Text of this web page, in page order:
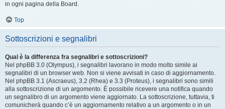
in ogni pagina della Board.
Top
Sottoscrizioni e segnalibri
Qual è la differenza fra segnalibri e sottoscrizioni?
Nel phpBB 3.0 (Olympus), i segnalibri lavorano in modo molto simile ai
segnalibri di un browser web. Non si viene avvisati in caso di aggiornamento.
Nel phpBB 3.1 (Ascraeus), 3.2 (Rhea) e 3.3 (Proteus), i segnalibri sono simili
alla sottoscrizione di un argomento. È possibile ricevere una notifica quando
un segnalibro di un argomento viene aggiornato. La sottoscrizione, tuttavia, ti
comunicherà quando c’è un aggiornamento relativo a un argomento o in un